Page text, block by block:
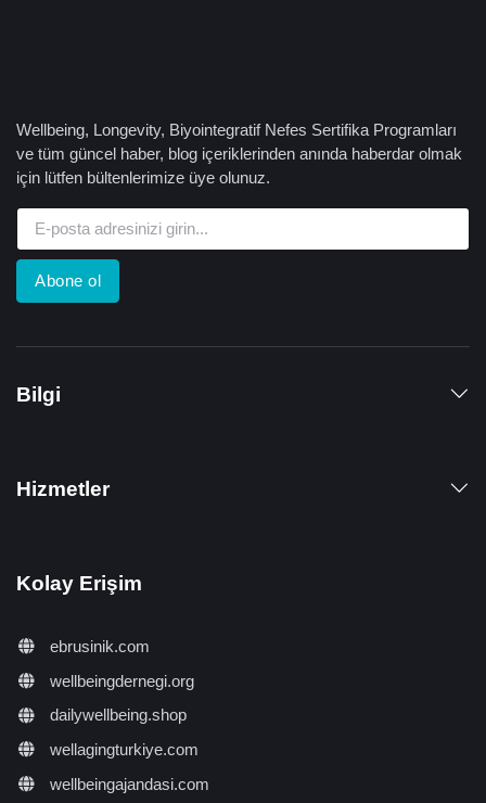
Wellbeing, Longevity, Biyointegratif Nefes Sertifika Programları
ve tüm güncel haber, blog içeriklerinden anında haberdar olmak
için lütfen bültenlerimize üye olunuz.
Abone ol
Bilgi
Hizmetler
Kolay Erişim
ebrusinik.com
wellbeingdernegi.org
dailywellbeing.shop
wellagingturkiye.com
wellbeingajandasi.com